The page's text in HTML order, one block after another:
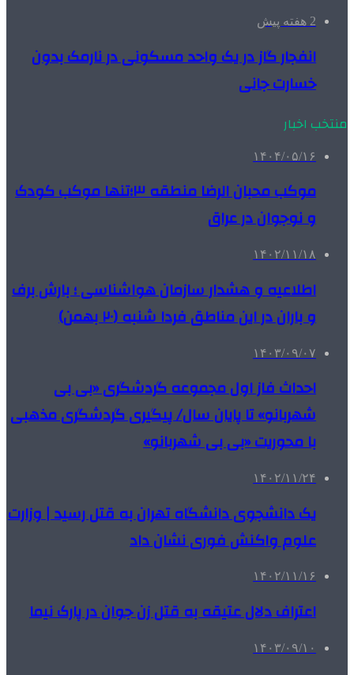
2 هفته پیش
انفجار گاز در یک واحد مسکونی در نارمک بدون
خسارت جانی
منتخب اخبار
۱۴۰۴/۰۵/۱۶
موکب محبان الرضا منطقه ۳؛تنها موکب کودک
و نوجوان در عراق
۱۴۰۲/۱۱/۱۸
اطلاعیه و هشدار سازمان هواشناسی ؛ بارش برف
و باران در این مناطق فردا شنبه (۲۰ بهمن)
۱۴۰۳/۰۹/۰۷
احداث فاز اول مجموعه گردشگری «بی بی
شهربانو» تا پایان سال/ پیگیری گردشگری مذهبی
با محوریت «بی بی شهربانو»
۱۴۰۲/۱۱/۲۴
یک دانشجوی دانشگاه تهران به قتل رسید | وزارت
علوم واکنش فوری نشان داد
۱۴۰۲/۱۱/۱۶
اعتراف دلال عتیقه به قتل زن جوان در پارک نیما
۱۴۰۳/۰۹/۱۰